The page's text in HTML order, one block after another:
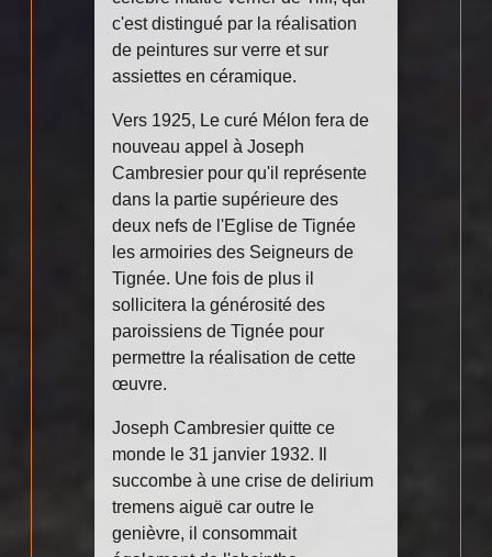
c'est distingué par la réalisation
de peintures sur verre et sur
assiettes en céramique.
Vers 1925, Le curé Mélon fera de
nouveau appel à Joseph
Cambresier pour qu'il représente
dans la partie supérieure des
deux nefs de l'Eglise de Tignée
les armoiries des Seigneurs de
Tignée. Une fois de plus il
sollicitera la générosité des
paroissiens de Tignée pour
permettre la réalisation de cette
œuvre.
Joseph Cambresier quitte ce
monde le 31 janvier 1932. Il
succombe à une crise de delirium
tremens aiguë car outre le
genièvre, il consommait